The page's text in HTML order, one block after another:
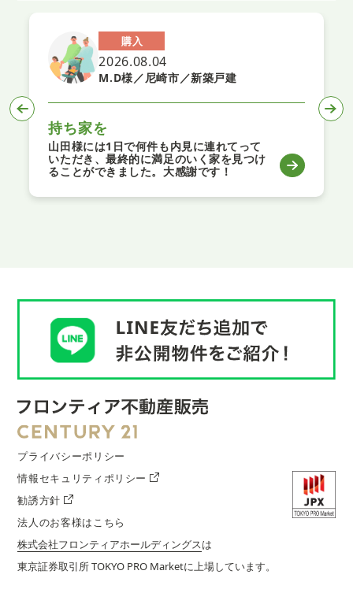
購入
2026.08.04
M.D様／尼崎市／新築戸建
持ち家を
山田様には1日で何件も内見に連れてって
いただき、最終的に満足のいく家を見つけ
ることができました。大感謝です！
プライバシーポリシー
情報セキュリティポリシー
勧誘方針
法人のお客様はこちら
株式会社フロンティアホールディングスは
東京証券取引所 TOKYO PRO Marketに上場しています。